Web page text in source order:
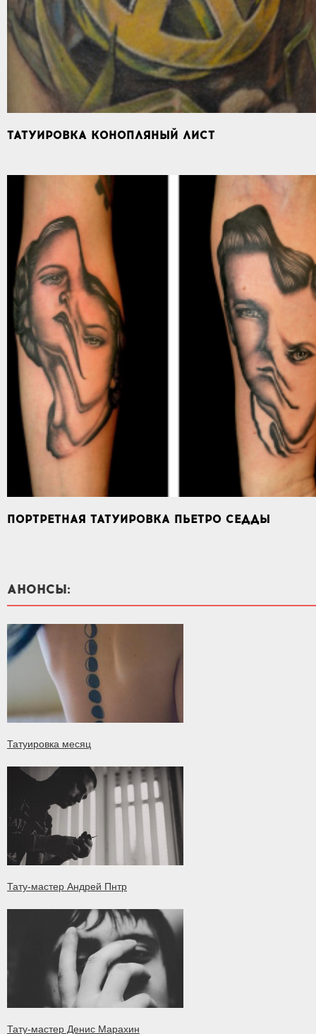
ТАТУИРОВКА КОНОПЛЯНЫЙ ЛИСТ
ПОРТРЕТНАЯ ТАТУИРОВКА ПЬЕТРО СЕДДЫ
АНОНСЫ:
Татуировка месяц
Тату-мастер Андрей Пнтр
Тату-мастер Денис Марахин